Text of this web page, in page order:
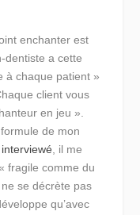
enchanter est
dentiste a cette
à chaque patient »
client vous
en jeu ».
de mon
, il me
fragile comme du
se décrète pas
qu’avec